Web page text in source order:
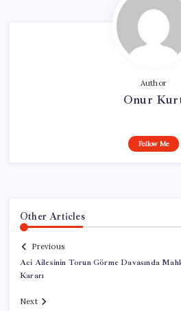
Author
Onur
Follow Me
Other Articles
Previous
Aci Ailesinin Torun Görme Davasında
Kararı
Next